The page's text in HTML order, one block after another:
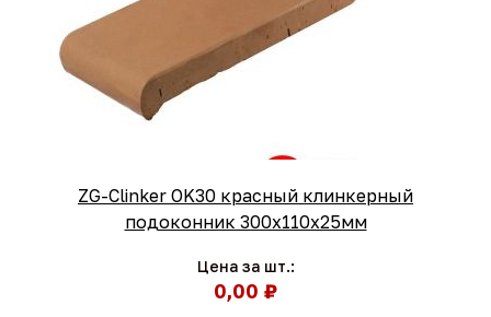
ZG-Clinker OK30 красный клинкерный
подоконник 300x110x25мм
Цена за шт.:
0,00 ₽